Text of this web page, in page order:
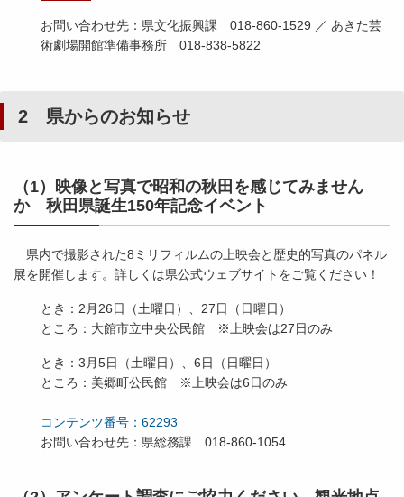
お問い合わせ先：県文化振興課 018-860-1529 ／ あきた芸
術劇場開館準備事務所 018-838-5822
2 県からのお知らせ
（1）映像と写真で昭和の秋田を感じてみません
か 秋田県誕生150年記念イベント
県内で撮影された8ミリフィルムの上映会と歴史的写真のパネル
展を開催します。詳しくは県公式ウェブサイトをご覧ください！
とき：2月26日（土曜日）、27日（日曜日）
ところ：大館市立中央公民館 ※上映会は27日のみ
とき：3月5日（土曜日）、6日（日曜日）
ところ：美郷町公民館 ※上映会は6日のみ
コンテンツ番号：62293
お問い合わせ先：県総務課 018-860-1054